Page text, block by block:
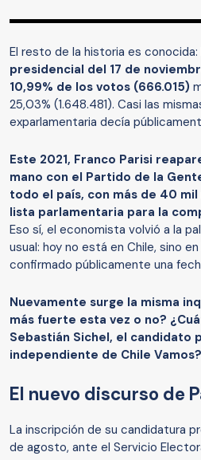
El resto de la historia es conocida:
presidencial del 17 de
10,99% de los votos (666.015)
25,03% (1.648.481). Casi las
exparlamentaria decía
Este 2021, Franco Parisi
mano con el Partido de la
todo el país, con más de 40
lista parlamentaria para la
Eso sí, el economista volvió a la
usual: hoy no está en Chile, sino
confirmado públicamente una
Nuevamente surge la misma
más fuerte esta vez o no?
Sebastián Sichel, el candidato
independiente de Chile Vamos?
El nuevo discurso de
La inscripción de su candidatura
de agosto, ante el Servicio